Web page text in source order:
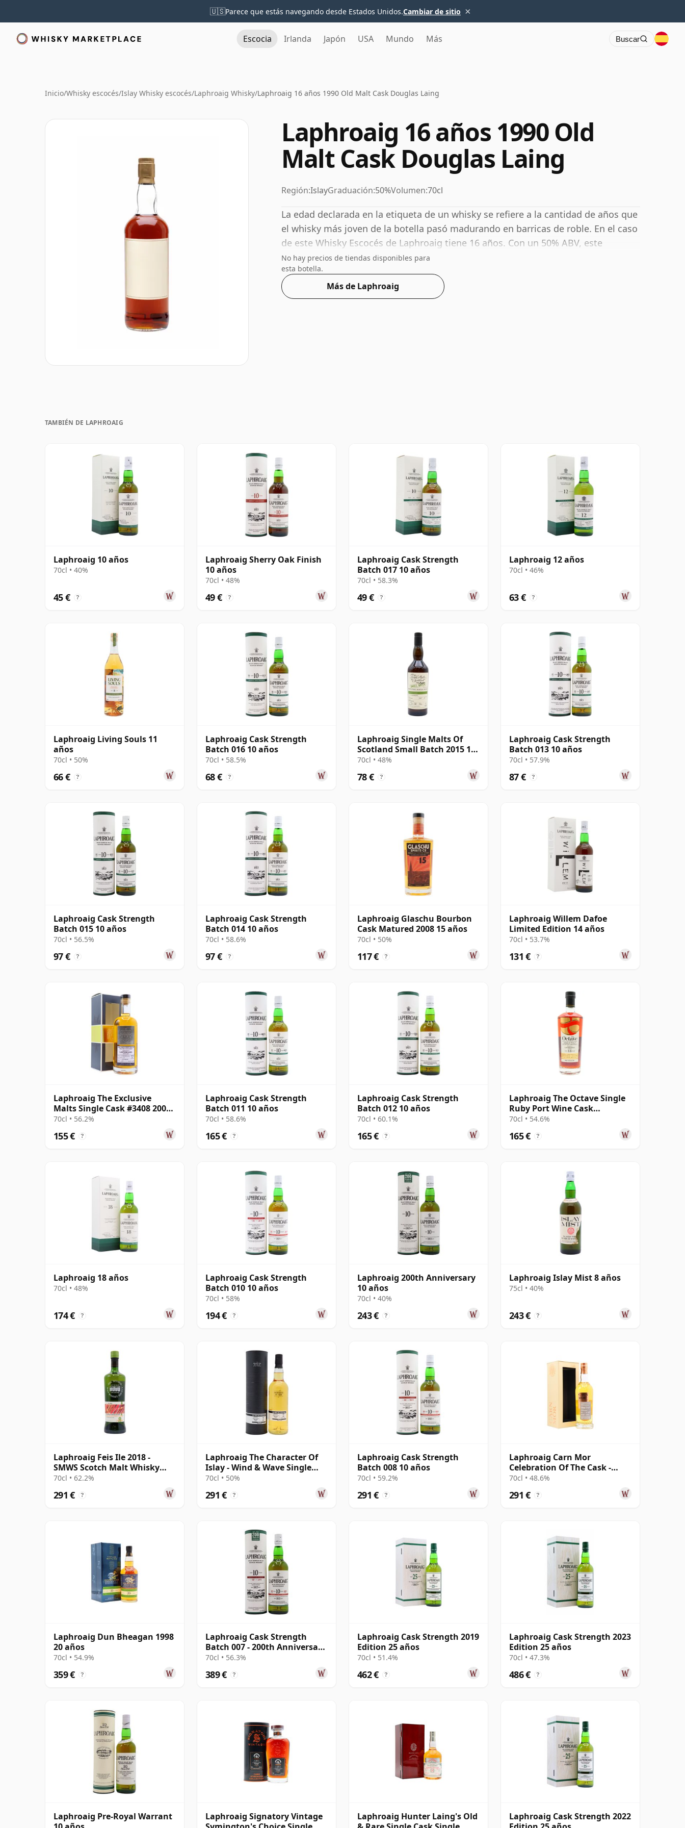
🇺🇸Parece que estás navegando desde Estados Unidos.Cambiar de sitio ×
Escocia Irlanda Japón USA Mundo Más Buscar
Inicio/Whisky escocés/Islay Whisky escocés/Laphroaig Whisky/Laphroaig 16 años 1990 Old Malt Cask Douglas Laing
Laphroaig 16 años 1990 Old
Malt Cask Douglas Laing
Región:IslayGraduación:50%Volumen:70cl
La edad declarada en la etiqueta de un whisky se refiere a la cantidad de años que
el whisky más joven de la botella pasó madurando en barricas de roble. En el caso
de este Whisky Escocés de Laphroaig tiene 16 años. Con un 50% ABV, este
contenido de alcohol es más que aceptable. Embotellado en el tamaño estándar
de 70 cl.
No hay precios de tiendas disponibles para
esta botella.
Más de Laphroaig
TAMBIÉN DE LAPHROAIG
Laphroaig 10 años
70cl • 40%
45 € ?
Laphroaig Sherry Oak Finish
10 años
70cl • 48%
49 € ?
Laphroaig Cask Strength
Batch 017 10 años
70cl • 58.3%
49 € ?
Laphroaig 12 años
70cl • 46%
63 € ?
Laphroaig Living Souls 11
años
70cl • 50%
66 € ?
Laphroaig Cask Strength
Batch 016 10 años
70cl • 58.5%
68 € ?
Laphroaig Single Malts Of
Scotland Small Batch 2015 10
años
70cl • 48%
78 € ?
Laphroaig Cask Strength
Batch 013 10 años
70cl • 57.9%
87 € ?
Laphroaig Cask Strength
Batch 015 10 años
70cl • 56.5%
97 € ?
Laphroaig Cask Strength
Batch 014 10 años
70cl • 58.6%
97 € ?
Laphroaig Glaschu Bourbon
Cask Matured 2008 15 años
70cl • 50%
117 € ?
Laphroaig Willem Dafoe
Limited Edition 14 años
70cl • 53.7%
131 € ?
Laphroaig The Exclusive
Malts Single Cask #3408 2005
12 años
70cl • 56.2%
155 € ?
Laphroaig Cask Strength
Batch 011 10 años
70cl • 58.6%
165 € ?
Laphroaig Cask Strength
Batch 012 10 años
70cl • 60.1%
165 € ?
Laphroaig The Octave Single
Ruby Port Wine Cask
#5646863 2011 13 años
70cl • 54.6%
165 € ?
Laphroaig 18 años
70cl • 48%
174 € ?
Laphroaig Cask Strength
Batch 010 10 años
70cl • 58%
194 € ?
Laphroaig 200th Anniversary
10 años
70cl • 40%
243 € ?
Laphroaig Islay Mist 8 años
75cl • 40%
243 € ?
Laphroaig Feis Ile 2018 -
SMWS Scotch Malt Whisky
Society 29 8 años
70cl • 62.2%
291 € ?
Laphroaig The Character Of
Islay - Wind & Wave Single
Cask # 2004 15 años
70cl • 50%
291 € ?
Laphroaig Cask Strength
Batch 008 10 años
70cl • 59.2%
291 € ?
Laphroaig Carn Mor
Celebration Of The Cask -
Single Cask #50 2004 17 años
70cl • 48.6%
291 € ?
Laphroaig Dun Bheagan 1998
20 años
70cl • 54.9%
359 € ?
Laphroaig Cask Strength
Batch 007 - 200th Anniversary
Islay 10 años
70cl • 56.3%
389 € ?
Laphroaig Cask Strength 2019
Edition 25 años
70cl • 51.4%
462 € ?
Laphroaig Cask Strength 2023
Edition 25 años
70cl • 47.3%
486 € ?
Laphroaig Pre-Royal Warrant
Laphroaig Signatory Vintage
Laphroaig Hunter Laing's Old
Laphroaig Cask Strength 2022